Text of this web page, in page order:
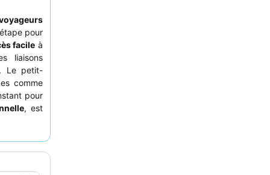
pour
facile à
liaisons
Le petit-
comme
pour
, est
l'une